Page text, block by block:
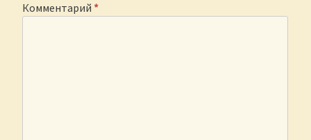
Комментарий *